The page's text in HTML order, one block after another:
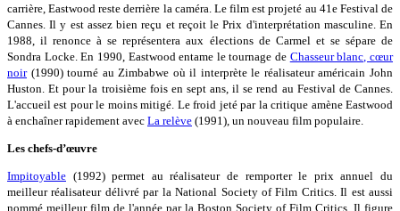
carrière, Eastwood reste derrière la caméra. Le film est projeté au 41e Festival de
Cannes. Il y est assez bien reçu et reçoit le Prix d'interprétation masculine. En
1988, il renonce à se représentera aux élections de Carmel et se sépare de
Sondra Locke. En 1990, Eastwood entame le tournage de Chasseur blanc, cœur
noir(1990) tourné au Zimbabwe où il interprète le réalisateur américain John
Huston. Et pour la troisième fois en sept ans, il se rend au Festival de Cannes.
L'accueil est pour le moins mitigé. Le froid jeté par la critique amène Eastwood
à enchaîner rapidement avec La relève (1991), un nouveau film populaire.
Les chefs-d’œuvre
Impitoyable (1992) permet au réalisateur de remporter le prix annuel du
meilleur réalisateur délivré par la National Society of Film Critics. Il est aussi
nommé meilleur film de l'année par la Boston Society of Film Critics. Il figure